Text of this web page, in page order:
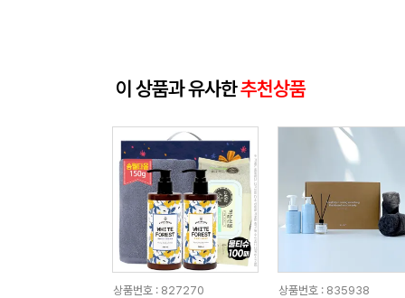
이 상품과 유사한추천상품
상품번호 : 827270
상품번호 : 835938